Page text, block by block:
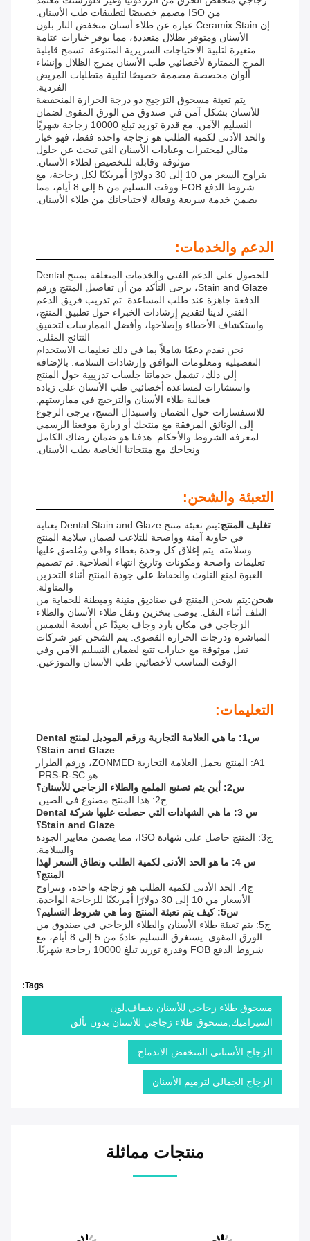
من ISO مصمم خصيصًا لتطبيقات طب الأسنان.
إن Ceramix Stain عبارة عن طلاء أسنان منخفض النار بلون
الأسنان ومتوفر بظلال متعددة، مما يوفر خيارات عتامة
متغيرة لتلبية الاحتياجات السريرية المتنوعة. تسمح قابلية
المزج الممتازة لأخصائيي طب الأسنان بمزج الظلال وإنشاء
ألوان مخصصة مصممة خصيصًا لتلبية متطلبات المريض
الفردية.
يتم تعبئة مسحوق التزجيج ذو درجة الحرارة المنخفضة
للأسنان بشكل آمن في صندوق من الورق المقوى لضمان
التسليم الآمن. مع قدرة توريد تبلغ 10000 زجاجة شهريًا
والحد الأدنى لكمية الطلب هو زجاجة واحدة فقط، فهو خيار
مثالي لمختبرات وعيادات الأسنان التي تبحث عن حلول
موثوقة وقابلة للتخصيص لطلاء الأسنان.
يتراوح السعر من 10 إلى 30 دولارًا أمريكيًا لكل زجاجة، مع
شروط الدفع FOB ووقت التسليم من 5 إلى 8 أيام، مما
يضمن خدمة سريعة وفعالة لاحتياجاتك من طلاء الأسنان.
الدعم والخدمات:
للحصول على الدعم الفني والخدمات المتعلقة بمنتج Dental
Stain and Glaze، يرجى التأكد من أن تفاصيل المنتج ورقم
الدفعة جاهزة عند طلب المساعدة. تم تدريب فريق الدعم
الفني لدينا لتقديم إرشادات الخبراء حول تطبيق المنتج،
واستكشاف الأخطاء وإصلاحها، وأفضل الممارسات لتحقيق
النتائج المثلى.
نحن نقدم دعمًا شاملاً بما في ذلك تعليمات الاستخدام
التفصيلية ومعلومات التوافق وإرشادات السلامة. بالإضافة
إلى ذلك، تشمل خدماتنا جلسات تدريبية حول المنتج
واستشارات لمساعدة أخصائيي طب الأسنان على زيادة
فعالية طلاء الأسنان والتزجيج في ممارستهم.
للاستفسارات حول الضمان واستبدال المنتج، يرجى الرجوع
إلى الوثائق المرفقة مع منتجك أو زيارة موقعنا الرسمي
لمعرفة الشروط والأحكام. هدفنا هو ضمان رضاك ​​الكامل
ونجاحك مع منتجاتنا الخاصة بطب الأسنان.
التعبئة والشحن:
تغليف المنتج:
يتم تعبئة منتج Dental Stain and Glaze بعناية
في حاوية آمنة وواضحة للتلاعب لضمان سلامة المنتج
وسلامته. يتم إغلاق كل وحدة بغطاء واقي ومُلصق عليها
تعليمات واضحة ومكونات وتاريخ انتهاء الصلاحية. تم تصميم
العبوة لمنع التلوث والحفاظ على جودة المنتج أثناء التخزين
والمناولة.
شحن:يتم شحن المنتج في صناديق متينة ومبطنة للحماية من
التلف أثناء النقل. يوصى بتخزين ونقل طلاء الأسنان والطلاء
الزجاجي في مكان بارد وجاف بعيدًا عن أشعة الشمس
المباشرة ودرجات الحرارة القصوى. يتم الشحن عبر شركات
نقل موثوقة مع خيارات تتبع لضمان التسليم الآمن وفي
الوقت المناسب لأخصائيي طب الأسنان والموزعين.
التعليمات:
س1: ما هي العلامة التجارية ورقم الموديل لمنتج Dental
Stain and Glaze؟
A1: المنتج يحمل العلامة التجارية ZONMED، ورقم الطراز
هو PRS-R-SC.
س2: أين يتم تصنيع الملمع والطلاء الزجاجي للأسنان؟
ج2: هذا المنتج مصنوع في الصين.
س 3: ما هي الشهادات التي حصلت عليها شركة Dental
Stain and Glaze؟
ج3: المنتج حاصل على شهادة ISO، مما يضمن معايير الجودة
والسلامة.
س 4: ما هو الحد الأدنى لكمية الطلب ونطاق السعر لهذا
المنتج؟
ج4: الحد الأدنى لكمية الطلب هو زجاجة واحدة، وتتراوح
الأسعار من 10 إلى 30 دولارًا أمريكيًا للزجاجة الواحدة.
س5: كيف يتم تعبئة المنتج وما هي شروط التسليم؟
ج5: يتم تعبئة طلاء الأسنان والطلاء الزجاجي في صندوق من
الورق المقوى. يستغرق التسليم عادةً من 5 إلى 8 أيام، مع
شروط الدفع FOB وقدرة توريد تبلغ 10000 زجاجة شهريًا.
Tags:
مسحوق طلاء زجاجي للأسنان شفاف,لون
السيراميك,مسحوق طلاء زجاجي للأسنان بدون تألق
الزجاج الأسناني المنخفض الاندماج
الزجاج الجمالي لترميم الأسنان
منتجات مماثلة